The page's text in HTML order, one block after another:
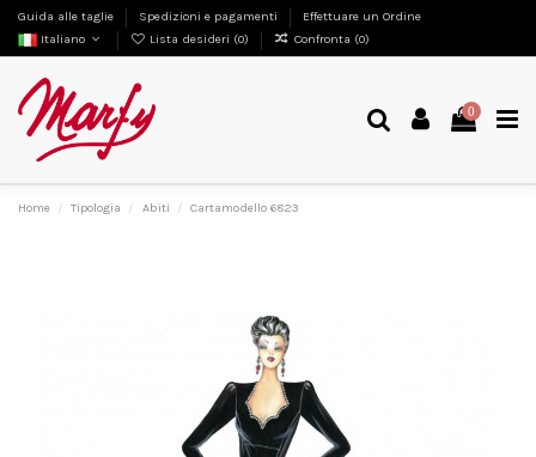
Guida alle taglie Spedizioni e pagamenti
Effettuare un Ordine
Italiano
Lista desideri (0) Confronta (0)
0
Home Tipologia Abiti Cartamodello 6823